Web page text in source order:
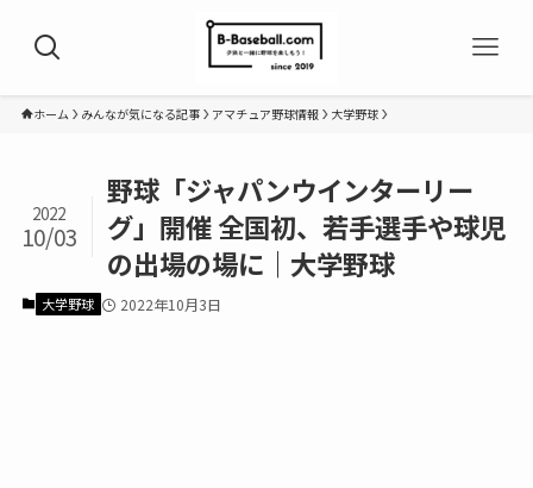
ホーム みんなが気になる記事 アマチュア野球情報 大学野球
野球「ジャパンウインターリー
グ」開催 全国初、若手選手や球児
の出場の場に｜大学野球
2022
10/03
大学野球 2022年10月3日